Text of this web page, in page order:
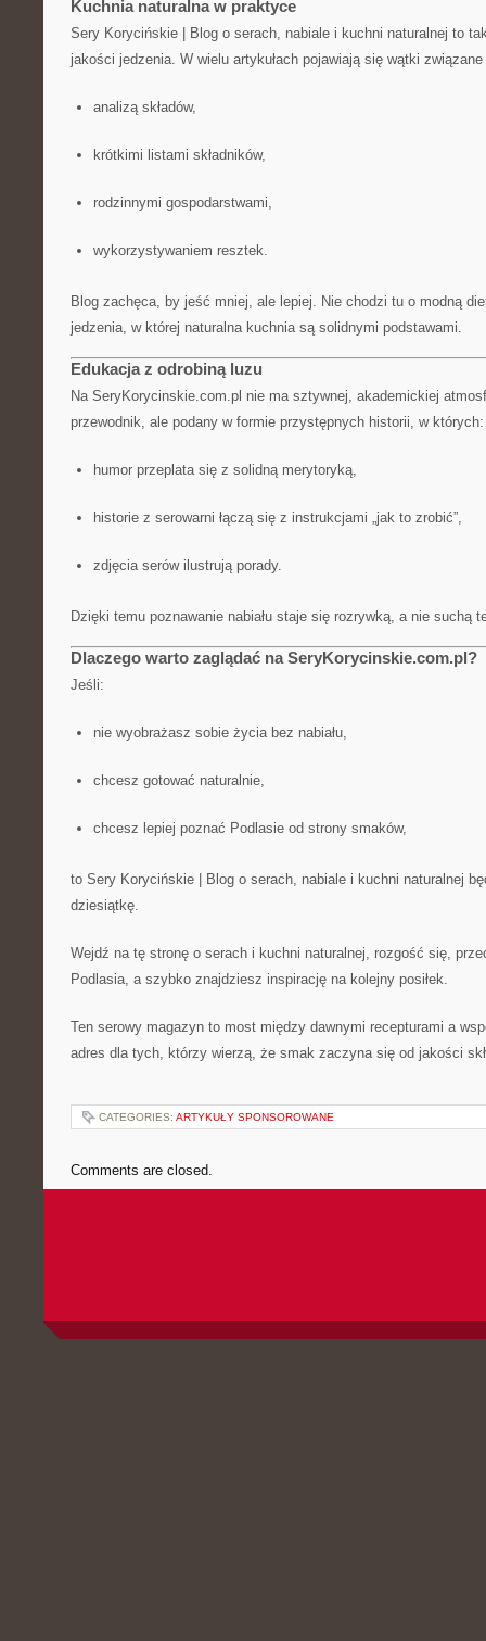
Kuchnia naturalna w praktyce
Sery Korycińskie | Blog o serach, nabiale i kuchni naturalnej to
jakości jedzenia. W wielu artykułach pojawiają się wątki
analizą składów,
krótkimi listami składników,
rodzinnymi gospodarstwami,
wykorzystywaniem resztek.
Blog zachęca, by jeść mniej, ale lepiej. Nie chodzi tu o modną
jedzenia, w której naturalna kuchnia są solidnymi podstawami.
Edukacja z odrobiną luzu
Na SeryKorycinskie.com.pl nie ma sztywnej, akademickiej
przewodnik, ale podany w formie przystępnych historii, w których:
humor przeplata się z solidną merytoryką,
historie z serowarni łączą się z instrukcjami „jak to zrobić”,
zdjęcia serów ilustrują porady.
Dzięki temu poznawanie nabiału staje się rozrywką, a nie suchą
Dlaczego warto zaglądać na SeryKorycinskie.com.pl?
Jeśli:
nie wyobrażasz sobie życia bez nabiału,
chcesz gotować naturalnie,
chcesz lepiej poznać Podlasie od strony smaków,
to Sery Korycińskie | Blog o serach, nabiale i kuchni naturalnej
dziesiątkę.
Wejdź na tę stronę o serach i kuchni naturalnej, rozgość się,
Podlasia, a szybko znajdziesz inspirację na kolejny posiłek.
Ten serowy magazyn to most między dawnymi recepturami a
adres dla tych, którzy wierzą, że smak zaczyna się od jakości
CATEGORIES: ARTYKUŁY SPONSOROWANE
Comments are closed.